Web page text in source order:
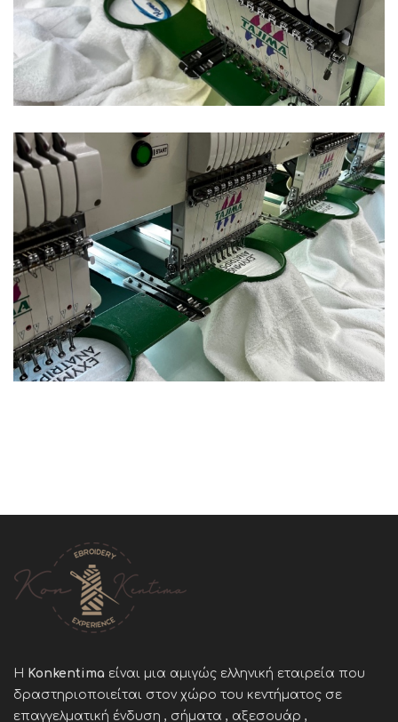
Ξενοδοχεία Πετσέτες
Ξενοδοχεία Πετσέτες
Η Konkentima είναι μια αμιγώς ελληνική εταιρεία που
δραστηριοποιείται στον χώρο του κεντήματος σε
επαγγελματική ένδυση , σήματα , αξεσουάρ ,